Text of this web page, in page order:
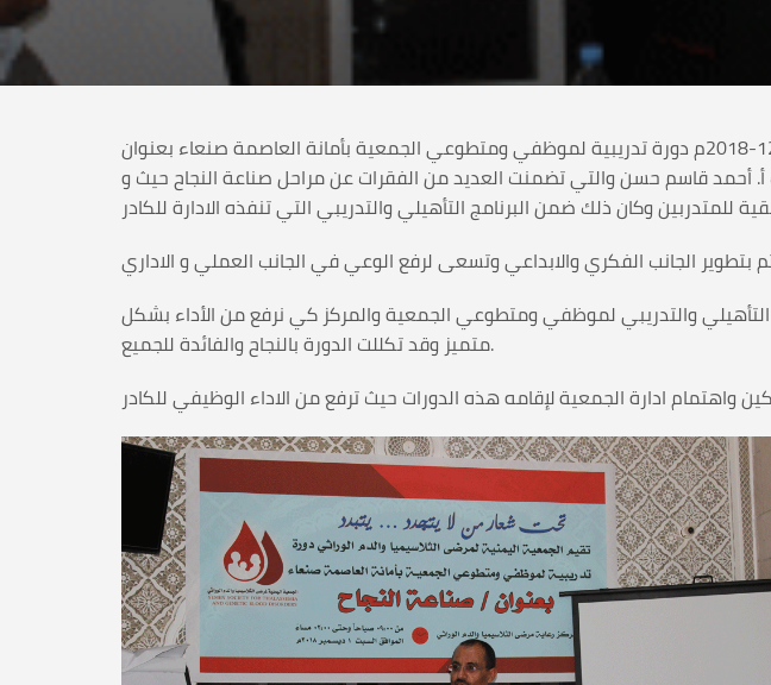
عقدت الجمعية اليمنية لمرضى الثلاسيميا والدم الوراثي يوم أمس السبت الموافق 1- 12-2018م دورة تدريبية لموظفي ومتطوعي الجمعية بأمانة العاصمة صنعاء بعنوان
أ. أحمد قاسم حسن والتي تضمنت العديد من الفقرات عن مراحل صناعة النجاح حيث و
والتدريبي لموظفي ومتطوعي الجمعية والمركز كي نرفع من الأداء بشكل
متميز وقد تكللت الدورة بالنجاح والفائدة للجميع.